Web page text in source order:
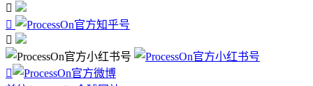



